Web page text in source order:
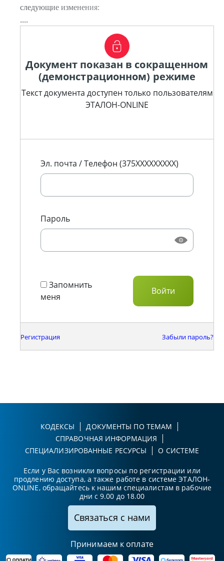
следующие изменения:
....
Документ показан в сокращенном
(демонстрационном) режиме
Текст документа доступен только пользователям
ЭТАЛОН-ONLINE
Эл. почта / Телефон (375XXXXXXXXX)
Пароль
Запомнить
меня
Регистрация Забыли пароль?
КОДЕКСЫ
ДОКУМЕНТЫ ПО ТЕМАМ
СПРАВОЧНАЯ ИНФОРМАЦИЯ
СПЕЦИАЛИЗИРОВАННЫЕ РЕСУРСЫ
О СИСТЕМЕ
Если у Вас возникли вопросы по регистрации или
продлению доступа, а также работе в системе ЭТАЛОН-
ONLINE, обращайтесь к нашим специалистам в рабочие
дни с 9.00 до 18.00
Связаться с нами
Принимаем к оплате